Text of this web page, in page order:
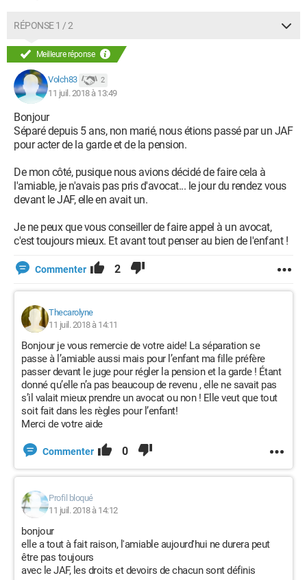
RÉPONSE 1 / 2
Meilleure réponse
Volch83 2
11 juil. 2018 à 13:49
Bonjour
Séparé depuis 5 ans, non marié, nous étions passé par un JAF
pour acter de la garde et de la pension.
De mon côté, pusique nous avions décidé de faire cela à
l'amiable, je n'avais pas pris d'avocat... le jour du rendez vous
devant le JAF, elle en avait un.
Je ne peux que vous conseiller de faire appel à un avocat,
c'est toujours mieux. Et avant tout penser au bien de l'enfant !
Commenter 2
Thecarolyne
11 juil. 2018 à 14:11
Bonjour je vous remercie de votre aide! La séparation se
passe à l’amiable aussi mais pour l’enfant ma fille préfère
passer devant le juge pour régler la pension et la garde ! Étant
donné qu’elle n’a pas beaucoup de revenu , elle ne savait pas
s’il valait mieux prendre un avocat ou non ! Elle veut que tout
soit fait dans les règles pour l’enfant!
Merci de votre aide
Commenter 0
Profil bloqué
11 juil. 2018 à 14:12
bonjour
elle a tout à fait raison, l'amiable aujourd'hui ne durera peut
être pas toujours
avec le JAF, les droits et devoirs de chacun sont définis